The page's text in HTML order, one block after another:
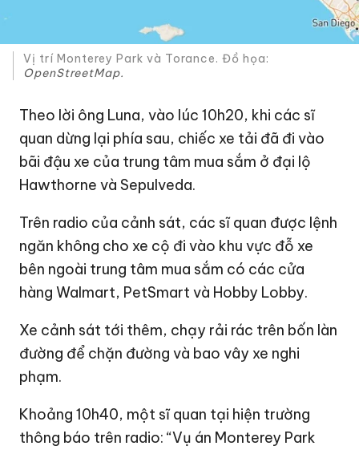
Vị trí Monterey Park và Torance. Đồ họa:
OpenStreetMap.
Theo lời ông Luna, vào lúc 10h20, khi các sĩ
quan dừng lại phía sau, chiếc xe tải đã đi vào
bãi đậu xe của trung tâm mua sắm ở đại lộ
Hawthorne và Sepulveda.
Trên radio của cảnh sát, các sĩ quan được lệnh
ngăn không cho xe cộ đi vào khu vực đỗ xe
bên ngoài trung tâm mua sắm có các cửa
hàng Walmart, PetSmart và Hobby Lobby.
Xe cảnh sát tới thêm, chạy rải rác trên bốn làn
đường để chặn đường và bao vây xe nghi
phạm.
Khoảng 10h40, một sĩ quan tại hiện trường
thông báo trên radio: “Vụ án Monterey Park